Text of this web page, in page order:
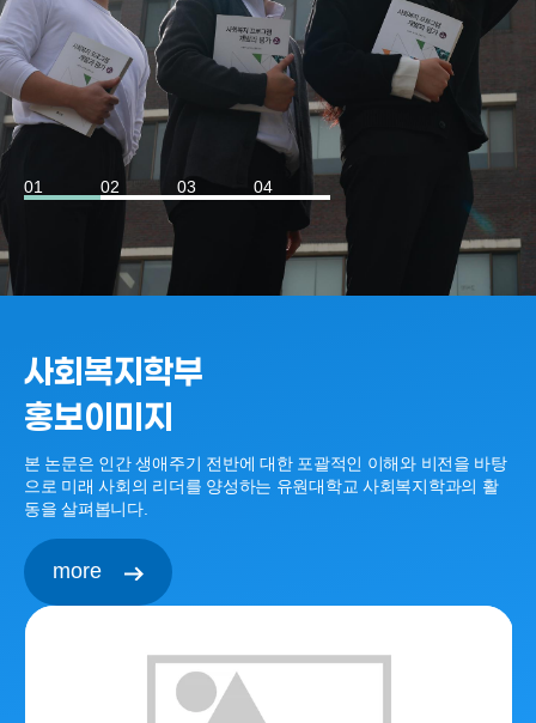
01 02 03 04
사회복지학부
홍보이미지
본 논문은 인간 생애주기 전반에 대한 포괄적인 이해와 비전을 바탕
으로 미래 사회의 리더를 양성하는 유원대학교 사회복지학과의 활
동을 살펴봅니다.
more